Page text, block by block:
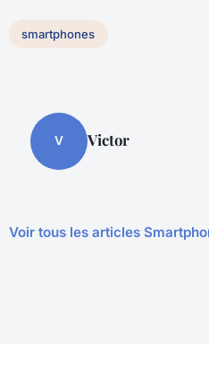
smartphones
V Victor
Voir tous les articles